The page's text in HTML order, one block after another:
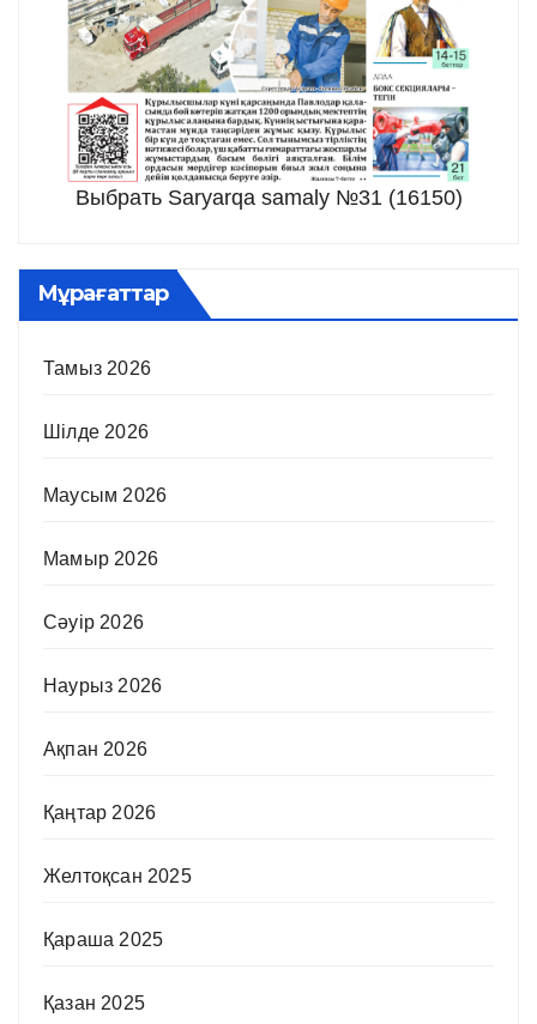
Выбрать Saryarqa samaly №31 (16150)
Мұрағаттар
Тамыз 2026
Шілде 2026
Маусым 2026
Мамыр 2026
Сәуір 2026
Наурыз 2026
Ақпан 2026
Қаңтар 2026
Желтоқсан 2025
Қараша 2025
Қазан 2025